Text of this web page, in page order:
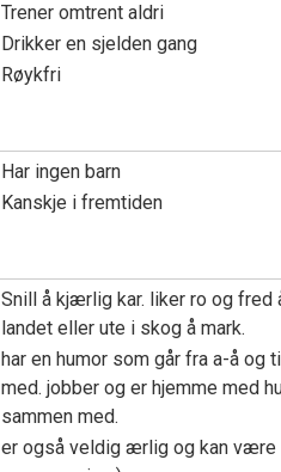
Trener omtrent aldri
Drikker en sjelden gang
Røykfri
Har ingen barn
Kanskje i fremtiden
Snill å kjærlig kar. liker ro og
landet eller ute i skog å mark.
har en humor som går fra a-å og
med. jobber og er hjemme med
sammen med.
er også veldig ærlig og kan være